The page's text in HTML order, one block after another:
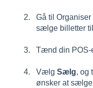
Gå til
sælge billetter
Tænd din POS-
Vælg Sælg, og
ønsker at